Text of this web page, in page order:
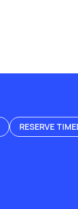
RESERVE